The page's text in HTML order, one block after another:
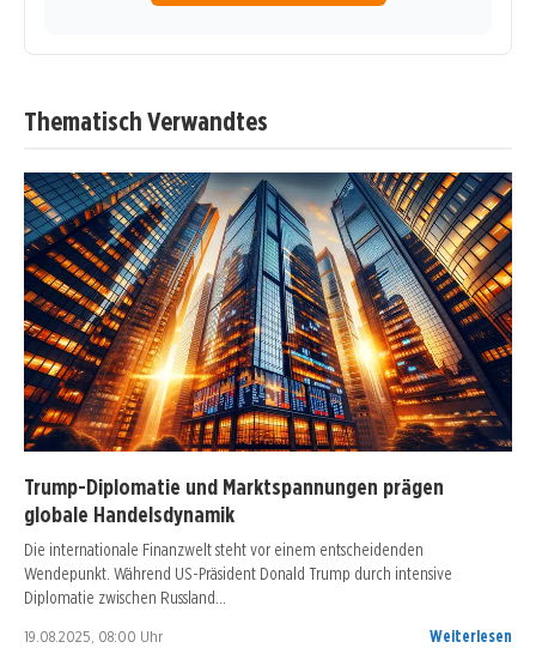
Thematisch Verwandtes
Trump-Diplomatie und Marktspannungen prägen
globale Handelsdynamik
Die internationale Finanzwelt steht vor einem entscheidenden
Wendepunkt. Während US-Präsident Donald Trump durch intensive
Diplomatie zwischen Russland…
19.08.2025, 08:00 Uhr Weiterlesen